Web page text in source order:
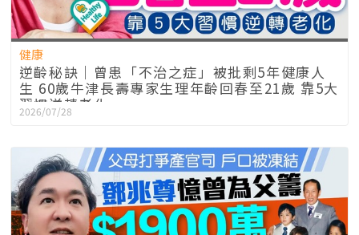
健康
逆齡秘訣｜曾患「不治之症」被批剩5年健康人
生 60歲牛津長壽專家生理年齡回春至21歲 靠5大
習慣逆轉老化
2026/07/28